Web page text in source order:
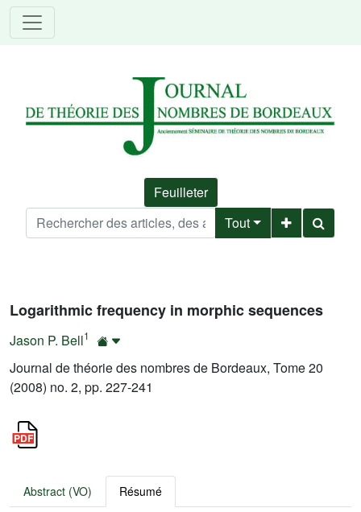
Feuilleter
Tout
Logarithmic frequency in morphic sequences
Jason P. Bell1
Journal de théorie des nombres de Bordeaux, Tome 20
(2008) no. 2, pp. 227-241
Abstract (VO) Résumé